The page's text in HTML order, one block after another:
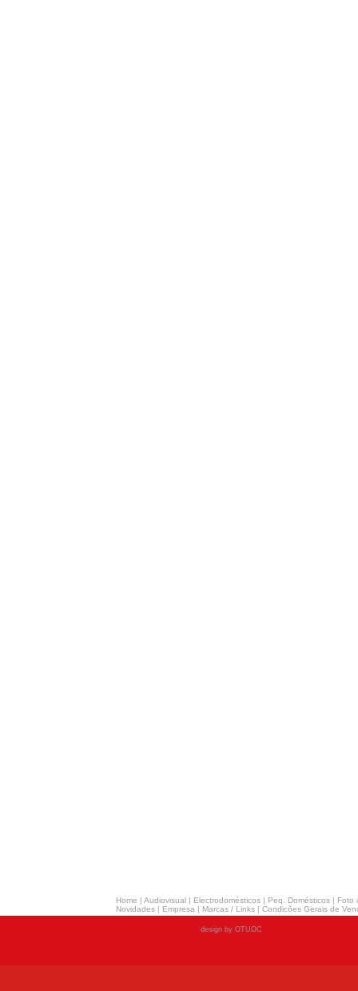
Home | Audiovisual | Electrodomésticos | Peq. Domésticos | Foto
Novidades | Empresa | Marcas / Links | Condicões Gerais de
design by OTUOC